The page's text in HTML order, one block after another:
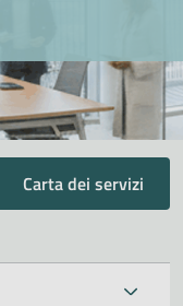
Carta dei servizi